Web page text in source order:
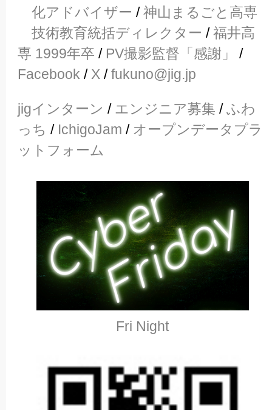
化アドバイザー /神山まるごと高専
技術教育統括ディレクター /福井高
専 1999年卒 / PV撮影監督「感謝」
/
Facebook / X /fukuno@jig.jp
jigインターン / エンジニア募集 /ふわ
っち / IchigoJam / オープンデータプラ
ットフォーム
Fri Night